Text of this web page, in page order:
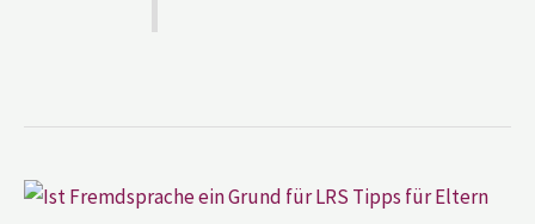
Ist
Fremdsprache